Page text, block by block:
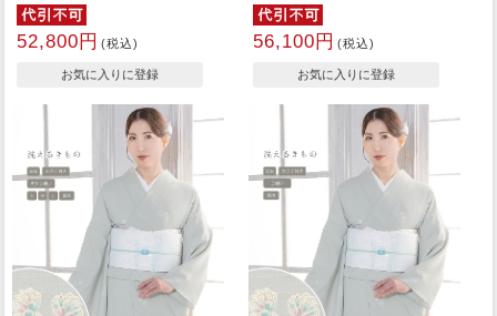
52,800円 (税込) 56,100円 (税込)